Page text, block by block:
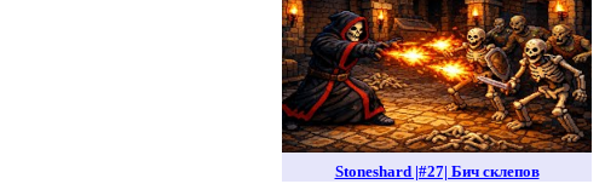
Stoneshard |#27| Бич склепов